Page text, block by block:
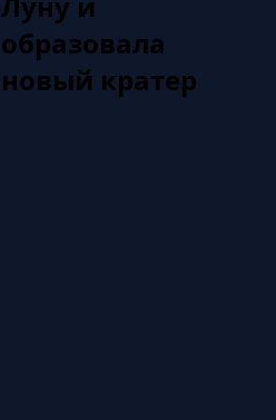
образовала
новый кратер